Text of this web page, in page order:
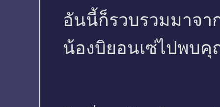
อันนี้ก็รวบรวมมาจา
น้องบิยอนเซ่ไปพบ